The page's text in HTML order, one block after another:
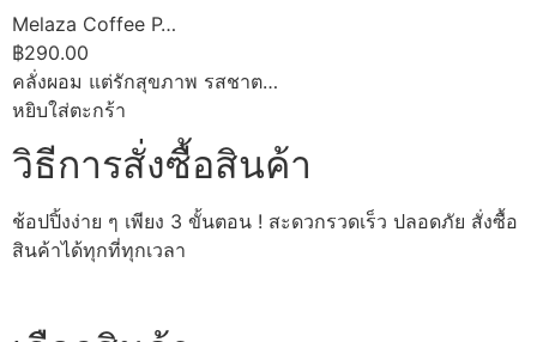
Melaza Coffee P…
฿290.00
คลั่งผอม แต่รักสุขภาพ รสชาต…
หยิบใส่ตะกร้า
วิธีการสั่งซื้อสินค้า
ช้อปปิ้งง่าย ๆ เพียง 3 ขั้นตอน ! สะดวกรวดเร็ว ปลอดภัย สั่งซื้อ
สินค้าได้ทุกที่ทุกเวลา